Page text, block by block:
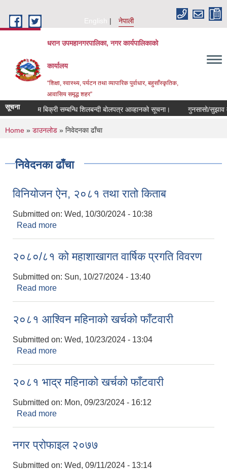
English
नेपाली
धरान उपमहानगरपालिका, नगर कार्यपालिकाको
कार्यालय
“शिक्षा, स्वास्थ्य, पर्यटन तथा व्यापारिक पुर्वाधार, बहुसाँस्कृतिक,
आवासिय समृद्ध शहर”
सूचना लिलाम बिक्री सम्बन्धि शिलबन्दी बोलपत्र आव्हानको सूचना। गुनसासो/सुझाव
You are here
Home » डाउनलोड » निवेदनका ढाँचा
निवेदनका ढाँचा
विनियोजन ऐन, २०८१ तथा रातो किताब
Submitted on: Wed, 10/30/2024 - 10:38
Read more
२०८०/८१ को महाशाखागत वार्षिक प्रगति विवरण
Submitted on: Sun, 10/27/2024 - 13:40
Read more
२०८१ आश्विन महिनाको खर्चको फाँटवारी
Submitted on: Wed, 10/23/2024 - 13:04
Read more
२०८१ भाद्र महिनाको खर्चको फाँटवारी
Submitted on: Mon, 09/23/2024 - 16:12
Read more
नगर प्रोफाइल २०७७
Submitted on: Wed, 09/11/2024 - 13:14